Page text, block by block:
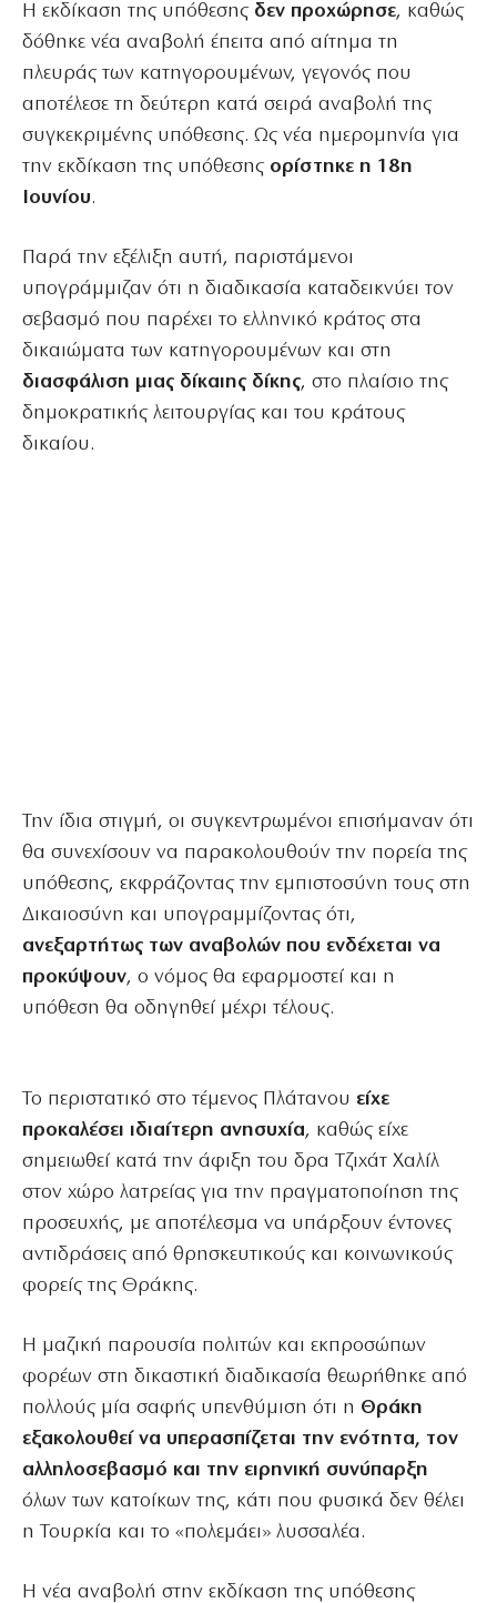
Η εκδίκαση της υπόθεσης δεν προχώρησε, καθώς
δόθηκε νέα αναβολή έπειτα από αίτημα τη
πλευράς των κατηγορουμένων, γεγονός που
αποτέλεσε τη δεύτερη κατά σειρά αναβολή της
συγκεκριμένης υπόθεσης. Ως νέα ημερομηνία για
την εκδίκαση της υπόθεσης ορίστηκε η 18η
Ιουνίου.
Παρά την εξέλιξη αυτή, παριστάμενοι
υπογράμμιζαν ότι η διαδικασία καταδεικνύει τον
σεβασμό που παρέχει το ελληνικό κράτος στα
δικαιώματα των κατηγορουμένων και στη
διασφάλιση μιας δίκαιης δίκης, στο πλαίσιο της
δημοκρατικής λειτουργίας και του κράτους
δικαίου.
Την ίδια στιγμή, οι συγκεντρωμένοι επισήμαναν ότι
θα συνεχίσουν να παρακολουθούν την πορεία της
υπόθεσης, εκφράζοντας την εμπιστοσύνη τους στη
Δικαιοσύνη και υπογραμμίζοντας ότι,
ανεξαρτήτως των αναβολών που ενδέχεται να
προκύψουν, ο νόμος θα εφαρμοστεί και η
υπόθεση θα οδηγηθεί μέχρι τέλους.
Το περιστατικό στο τέμενος Πλάτανου είχε
προκαλέσει ιδιαίτερη ανησυχία, καθώς είχε
σημειωθεί κατά την άφιξη του δρα Τζιχάτ Χαλίλ
στον χώρο λατρείας για την πραγματοποίηση της
προσευχής, με αποτέλεσμα να υπάρξουν έντονες
αντιδράσεις από θρησκευτικούς και κοινωνικούς
φορείς της Θράκης.
Η μαζική παρουσία πολιτών και εκπροσώπων
φορέων στη δικαστική διαδικασία θεωρήθηκε από
πολλούς μία σαφής υπενθύμιση ότι η Θράκη
εξακολουθεί να υπερασπίζεται την ενότητα, τον
αλληλοσεβασμό και την ειρηνική συνύπαρξη
όλων των κατοίκων της, κάτι που φυσικά δεν θέλει
η Τουρκία και το «πολεμάει» λυσσαλέα.
Η νέα αναβολή στην εκδίκαση της υπόθεσης